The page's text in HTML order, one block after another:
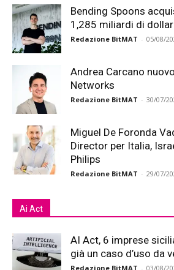
Bending Spoons
1,285 miliardi di
Redazione BitMAT - 05/08/
Andrea Carcano
Networks
Redazione BitMAT - 30/07/
Miguel De Foronda
Director per Italia,
Philips
Redazione BitMAT - 29/07/
Ai Act
AI Act, 6 imprese
già un caso d’uso da
Redazione BitMAT - 03/08/